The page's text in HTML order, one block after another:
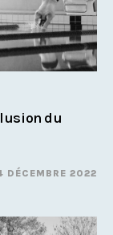
du
DÉCEMBRE 2022